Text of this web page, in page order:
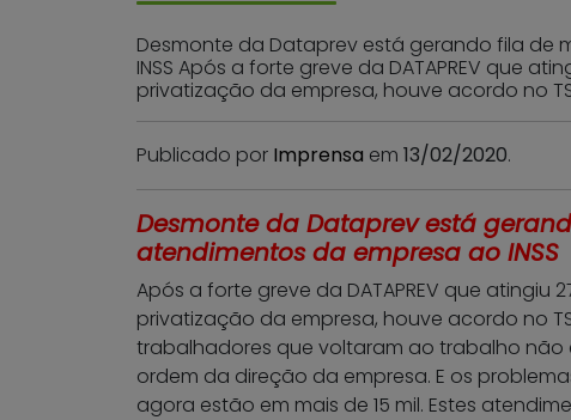
Desmonte da Dataprev está gerando fila de
INSS Após a forte greve da DATAPREV que
privatização da empresa, houve acordo no
Publicado por Imprensa em 13/02/2020.
Desmonte da Dataprev está
atendimentos da empresa ao INSS
Após a forte greve da DATAPREV que
privatização da empresa, houve acordo no
trabalhadores que voltaram ao trabalho
ordem da direção da empresa. E os
agora estão em mais de 15 mil. Estes